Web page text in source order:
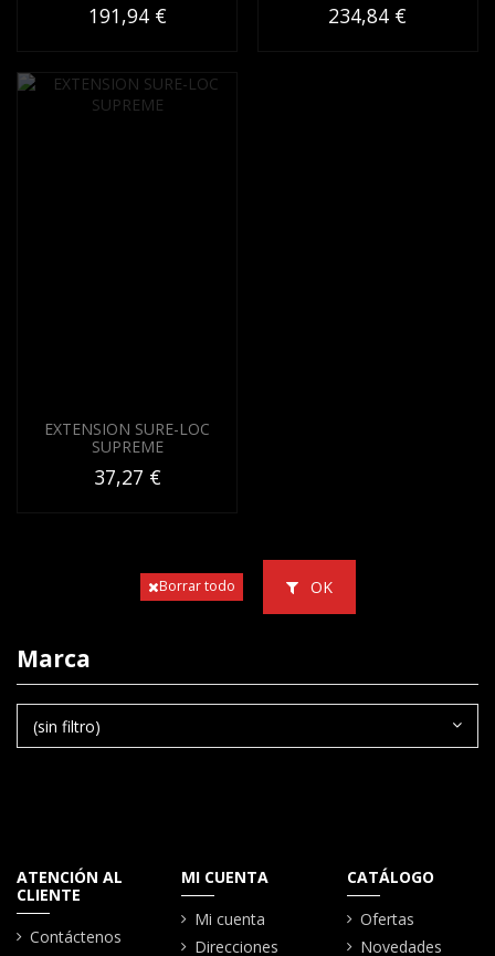
191,94 € 234,84 €
EXTENSION SURE-LOC
SUPREME
37,27 €
Borrar todo OK
Marca
(sin filtro)
ATENCIÓN AL
CLIENTE
Contáctenos
MI CUENTA
Mi cuenta
Direcciones
CATÁLOGO
Ofertas
Novedades